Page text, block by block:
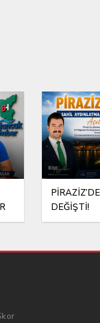
DEĞİŞTİ!